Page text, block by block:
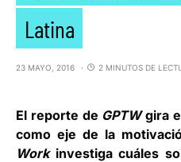
Latina
23 MAYO, 2016 2 MINUTOS DE
El reporte de GPTWgira
como eje de la
Workinvestiga cuáles